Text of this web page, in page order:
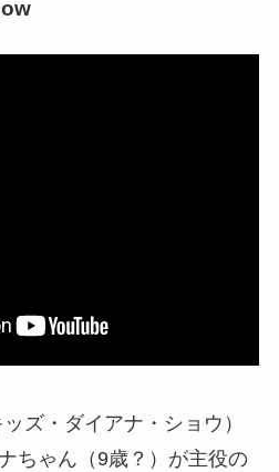
ズ・ダイアナ・ショウ）
ちゃん（9歳？）が主役の